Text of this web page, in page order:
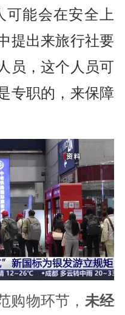
可能会在安全上
提出来旅行社要
员，这个人员可
专职的，来保障
购物环节， 未经